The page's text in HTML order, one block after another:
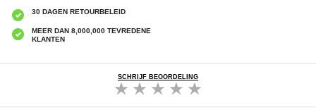
30 DAGEN RETOURBELEID
MEER DAN 8,000,000 TEVREDENE
KLANTEN
SCHRIJF BEOORDELING